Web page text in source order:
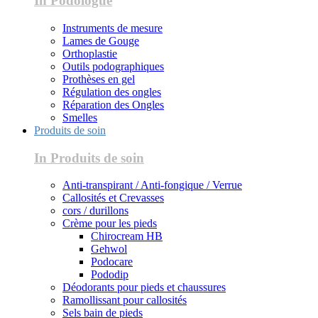
Instruments de mesure
Lames de Gouge
Orthoplastie
Outils podographiques
Prothèses en gel
Régulation des ongles
Réparation des Ongles
Smelles
Produits de soin
In Produits de soin
Anti-transpirant / Anti-fongique / Verrue
Callosités et Crevasses
cors / durillons
Crème pour les pieds
Chirocream HB
Gehwol
Podocare
Pododip
Déodorants pour pieds et chaussures
Ramollissant pour callosités
Sels bain de pieds